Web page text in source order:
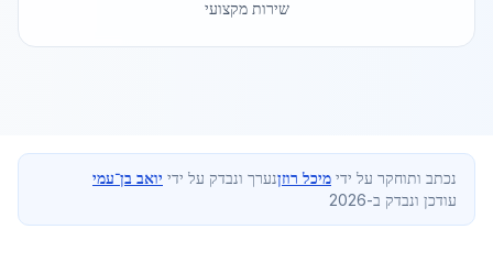
שירות מקצועי
נכתב ותוחקר על ידי מיכל רוזןנערך ונבדק על ידי יואב בן־עמי
עודכן ונבדק ב-2026